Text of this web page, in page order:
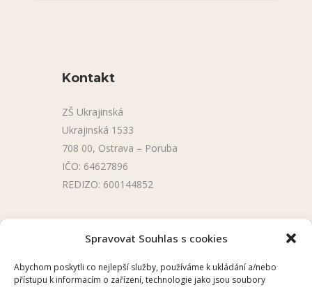
Spravovat Souhlas s cookies
Abychom poskytli co nejlepší služby, používáme k ukládání a/nebo
přístupu k informacím o zařízení, technologie jako jsou soubory
Kontakt
ZŠ Ukrajinská
Ukrajinská 1533
708 00, Ostrava – Poruba
IČO: 64627896
REDIZO: 600144852
Úřední deska
Školní aplikace